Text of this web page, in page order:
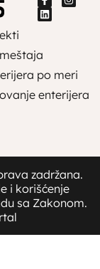
po meri
enterijera
zadržana.
i korišćenje
sa Zakonom.